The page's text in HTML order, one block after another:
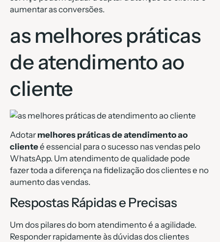
aumentar as conversões.
as melhores práticas
de atendimento ao
cliente
Adotar melhores práticas de atendimento ao
clienteé essencial para o sucesso nas vendas pelo
WhatsApp. Um atendimento de qualidade pode
fazer toda a diferença na fidelização dos clientes e no
aumento das vendas.
Respostas Rápidas e Precisas
Um dos pilares do bom atendimento é a agilidade.
Responder rapidamente às dúvidas dos clientes